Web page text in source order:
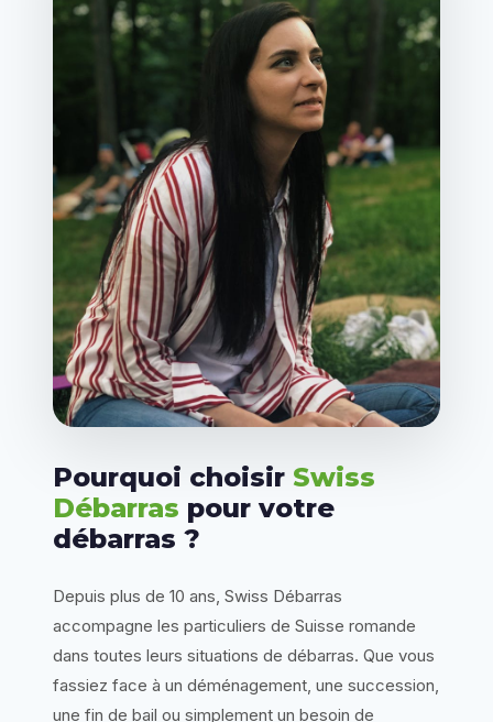
Pourquoi choisir Swiss
Débarras pour votre
débarras ?
Depuis plus de 10 ans, Swiss Débarras
accompagne les particuliers de Suisse romande
dans toutes leurs situations de débarras. Que vous
fassiez face à un déménagement, une succession,
une fin de bail ou simplement un besoin de